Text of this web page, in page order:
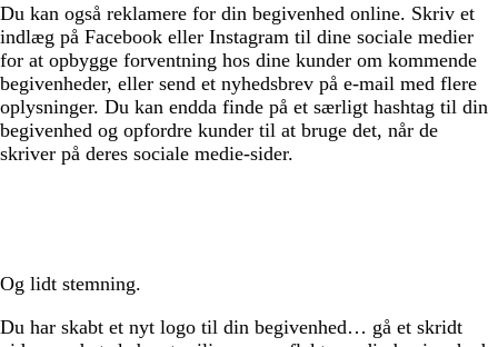
Du kan også reklamere for din begivenhed online. Skriv et
indlæg på Facebook eller Instagram til dine sociale medier
for at opbygge forventning hos dine kunder om kommende
begivenheder, eller send et nyhedsbrev på e-mail med flere
oplysninger. Du kan endda finde på et særligt hashtag til din
begivenhed og opfordre kunder til at bruge det, når de
skriver på deres sociale medie-sider.
Og lidt stemning.
Du har skabt et nyt logo til din begivenhed… gå et skridt